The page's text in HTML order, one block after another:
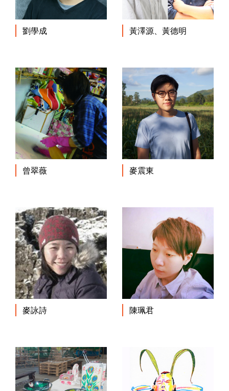
劉學成 黃澤源、黃德明
曾翠薇 麥震東
麥詠詩 陳珮君